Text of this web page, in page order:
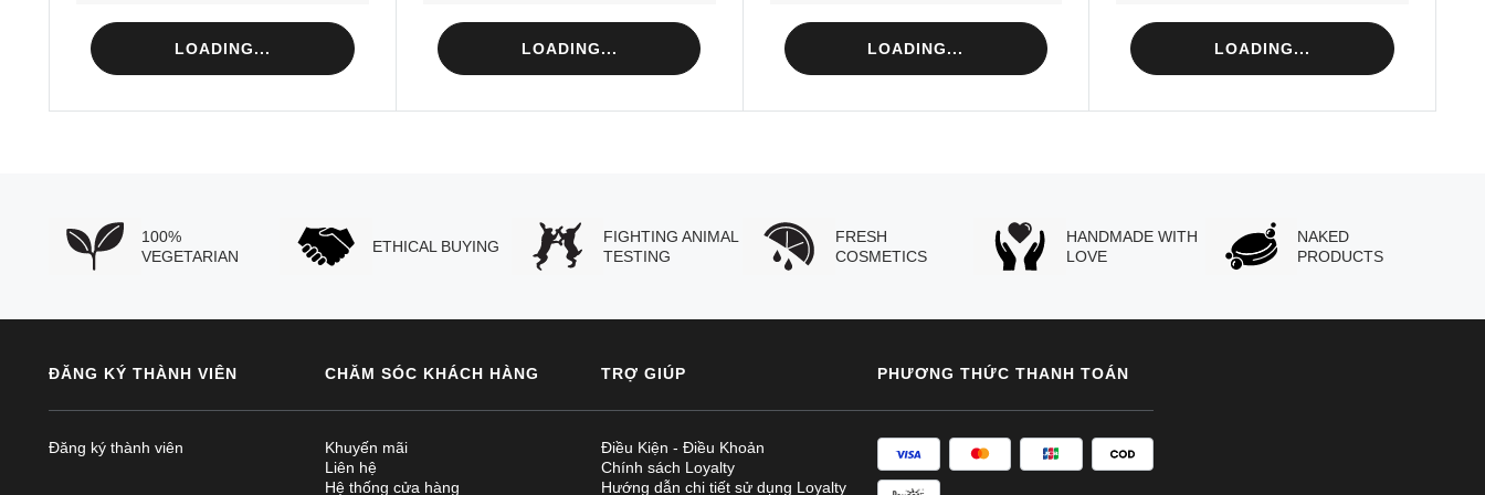
LOADING... LOADING... LOADING... LOADING...
100%
VEGETARIAN
ETHICAL BUYING
FIGHTING ANIMAL
TESTING
FRESH
COSMETICS
HANDMADE WITH
LOVE
NAKED
PRODUCTS
ĐĂNG KÝ THÀNH VIÊN
Đăng ký thành viên
CHĂM SÓC KHÁCH HÀNG
Khuyến mãi
Liên hệ
Hệ thống cửa hàng
TRỢ GIÚP
Điều Kiện - Điều Khoản
Chính sách Loyalty
Hướng dẫn chi tiết sử dụng Loyalty
PHƯƠNG THỨC THANH TOÁN